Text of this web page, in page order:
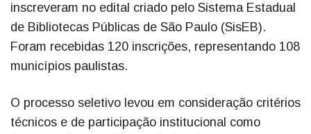
inscreveram no edital criado pelo Sistema Estadual
de Bibliotecas Públicas de São Paulo (SisEB).
Foram recebidas 120 inscrições, representando 108
municípios paulistas.
O processo seletivo levou em consideração critérios
técnicos e de participação institucional como